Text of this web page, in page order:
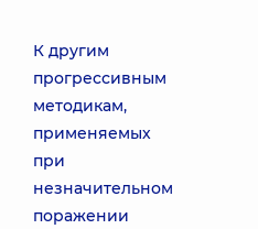
К другим
прогрессивным
методикам,
применяемых
при
незначительном
поражении